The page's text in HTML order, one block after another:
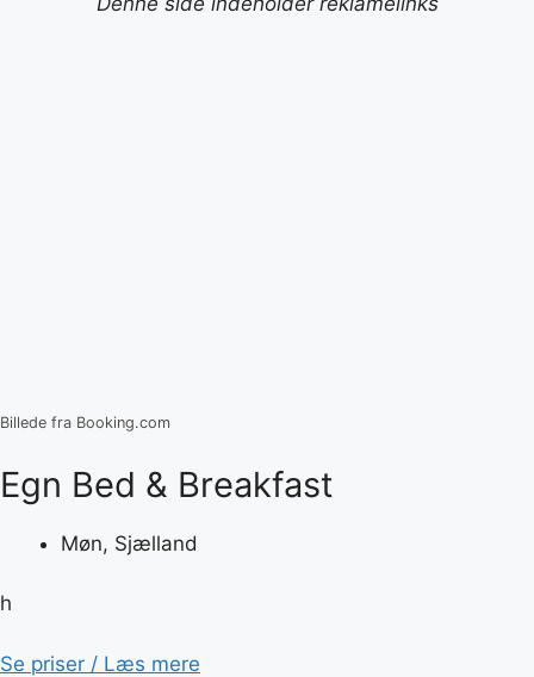
Billede fra Booking.com
Egn Bed & Breakfast
Møn, Sjælland
h
Se priser / Læs mere